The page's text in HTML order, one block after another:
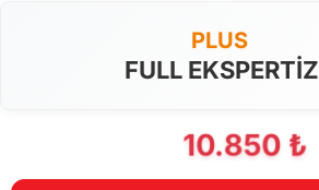
PLUS
FULL EKSPERTİZ
10.850 ₺